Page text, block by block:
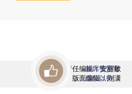
责任编辑：安丽敏
版面编辑：刘潇
首席赞赏官
虚位以待